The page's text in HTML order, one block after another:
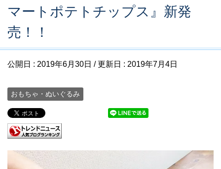
マートポテトチップス』新発
売！！
公開日 : 2019年6月30日 / 更新日 : 2019年7月4日
おもちゃ・ぬいぐるみ